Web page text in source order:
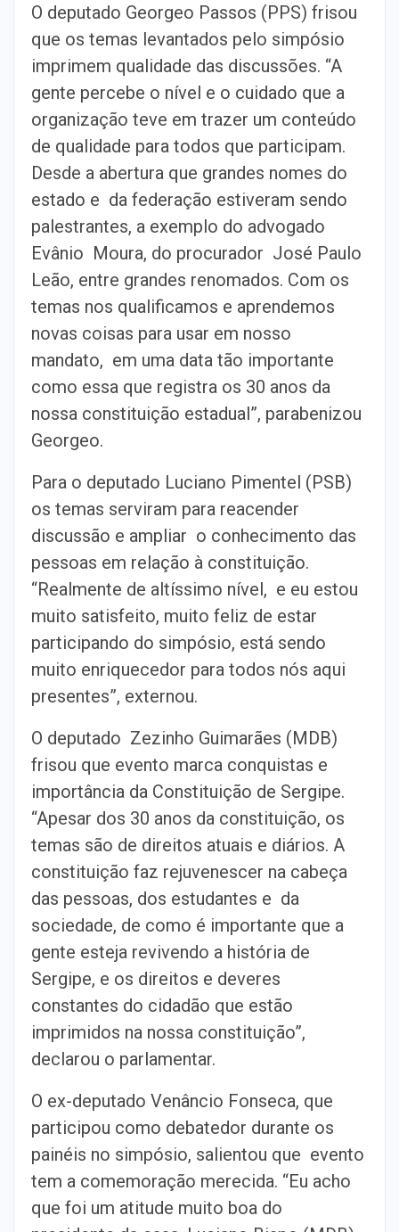
O deputado Georgeo Passos (PPS) frisou
que os temas levantados pelo simpósio
imprimem qualidade das discussões. “A
gente percebe o nível e o cuidado que a
organização teve em trazer um conteúdo
de qualidade para todos que participam.
Desde a abertura que grandes nomes do
estado e da federação estiveram sendo
palestrantes, a exemplo do advogado
Evânio Moura, do procurador José Paulo
Leão, entre grandes renomados. Com os
temas nos qualificamos e aprendemos
novas coisas para usar em nosso
mandato, em uma data tão importante
como essa que registra os 30 anos da
nossa constituição estadual”, parabenizou
Georgeo.
Para o deputado Luciano Pimentel (PSB)
os temas serviram para reacender
discussão e ampliar o conhecimento das
pessoas em relação à constituição.
“Realmente de altíssimo nível, e eu estou
muito satisfeito, muito feliz de estar
participando do simpósio, está sendo
muito enriquecedor para todos nós aqui
presentes”, externou.
O deputado Zezinho Guimarães (MDB)
frisou que evento marca conquistas e
importância da Constituição de Sergipe.
“Apesar dos 30 anos da constituição, os
temas são de direitos atuais e diários. A
constituição faz rejuvenescer na cabeça
das pessoas, dos estudantes e da
sociedade, de como é importante que a
gente esteja revivendo a história de
Sergipe, e os direitos e deveres
constantes do cidadão que estão
imprimidos na nossa constituição”,
declarou o parlamentar.
O ex-deputado Venâncio Fonseca, que
participou como debatedor durante os
painéis no simpósio, salientou que evento
tem a comemoração merecida. “Eu acho
que foi um atitude muito boa do